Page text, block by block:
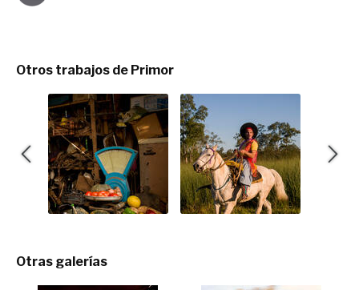
Otros trabajos de Primor
Otras galerías